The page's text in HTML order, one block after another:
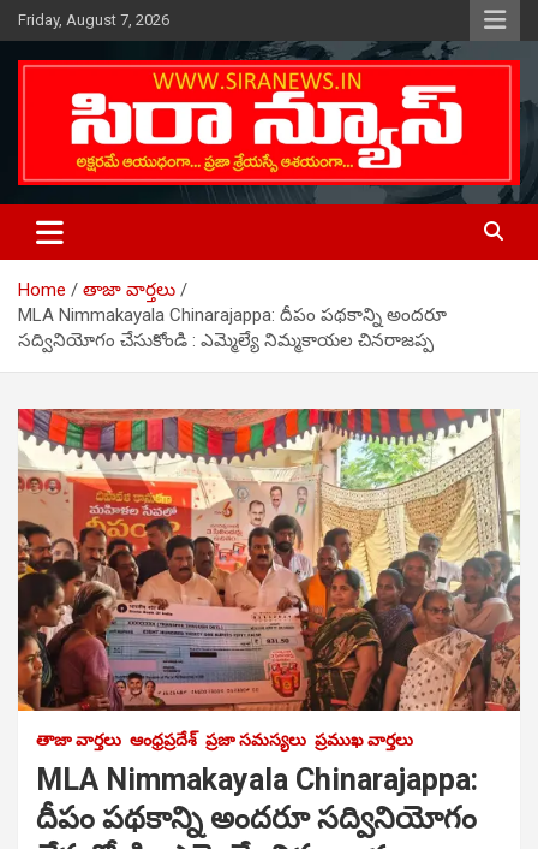
Skip
to
content
Friday, August 7, 2026
SIRA NEWS
Telugu Online News Daily
Home
తాజా వార్తలు
MLA Nimmakayala Chinarajappa: దీపం పథకాన్ని అందరూ
సద్వినియోగం చేసుకోండి : ఎమ్మెల్యే నిమ్మకాయల చినరాజప్ప
తాజా వార్తలు ఆంధ్రప్రదేశ్ ప్రజా సమస్యలు ప్రముఖ వార్తలు
MLA Nimmakayala Chinarajappa:
దీపం పథకాన్ని అందరూ సద్వినియోగం